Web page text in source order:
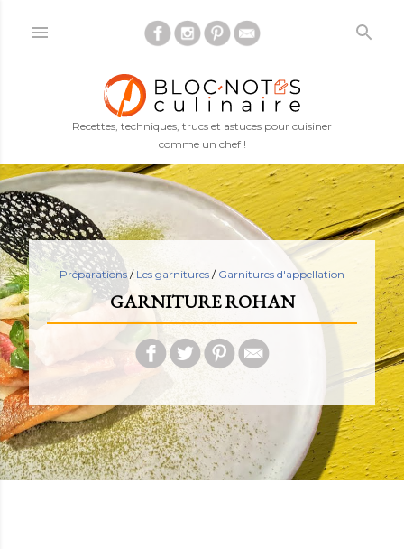
Accéder au contenu principal
Recettes, techniques, trucs et astuces pour cuisiner
comme un chef !
Préparations / Les garnitures / Garnitures d'appellation
GARNITURE ROHAN